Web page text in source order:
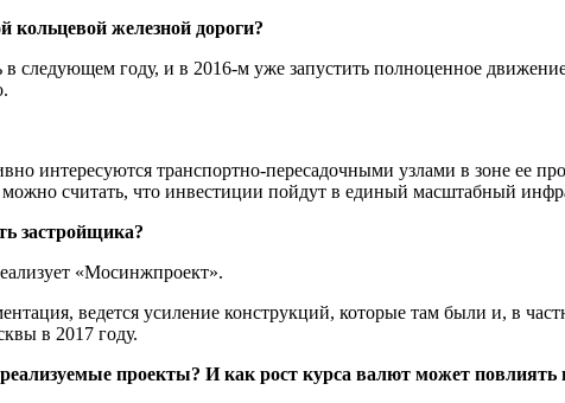
кольцевой железной дороги?
году, и в 2016-м уже запустить полноценное движение
интересуются транспортно-пересадочными узлами в зоне ее
считать, что инвестиции пойдут в единый масштабный
застройщика?
«Мосинжпроект».
ведется усиление конструкций, которые там были и, в
в 2017 году.
проекты? И как рост курса валют может